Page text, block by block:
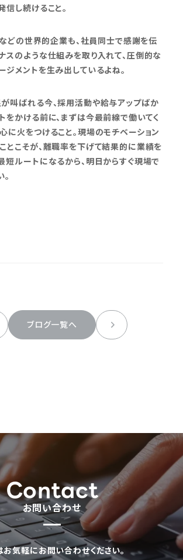
し続けること。
の世界的企業も、社員同士で感謝を伝
スのような仕組みを取り入れて、圧倒的な
ジメントを生み出しているよね。
叫ばれる今、採用活動や給与アップばか
をかける前に、まずは今最前線で働いてく
に火をつけること。現場のモチベーション
とこそが、離職率を下げて結果的に業績を
短ルートになるから、明日からすぐ現場で
ブログ一覧へ
Contact
お問い合わせ
お気軽にお問い合わせください。